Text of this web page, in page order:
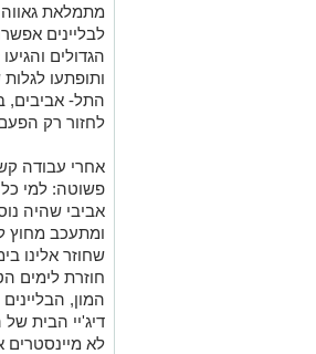
מתמלאת גאווה
לבליינים
הגדולים
ותופתעו
התל- אביבים,
לחזור רק
אחרי עבודה
פשוטה: למי
אביבי שהיה
שחוזר אלינו
חוזרת לימים
המון,
דיג'יי הבית
לא מיינסטרים